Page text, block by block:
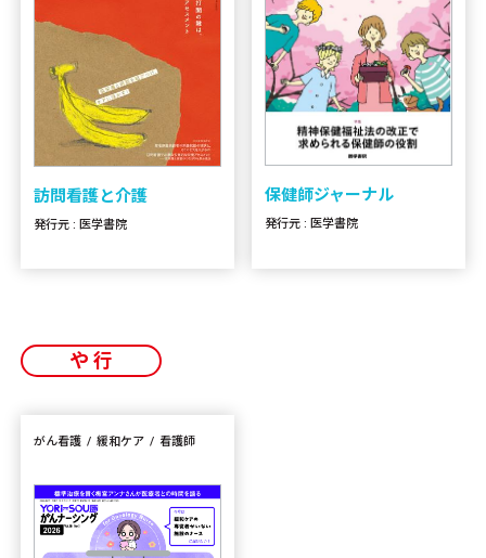
訪問看護と介護
発行元 : 医学書院
保健師ジャーナル
発行元 : 医学書院
や行
がん看護 緩和ケア 看護師